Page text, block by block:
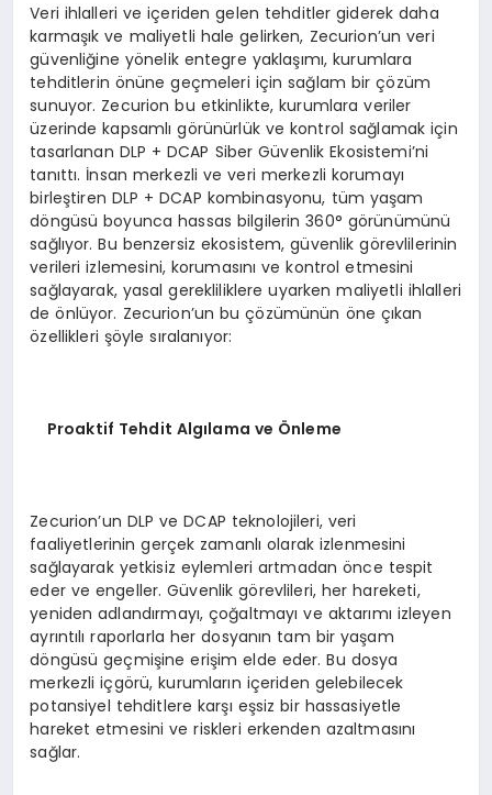
Veri ihlalleri ve içeriden gelen tehditler giderek daha
karmaşık ve maliyetli hale gelirken, Zecurion’un veri
güvenliğine yönelik entegre yaklaşımı, kurumlara
tehditlerin önüne geçmeleri için sağlam bir çözüm
sunuyor. Zecurion bu etkinlikte, kurumlara veriler
üzerinde kapsamlı görünürlük ve kontrol sağlamak için
tasarlanan DLP + DCAP Siber Güvenlik Ekosistemi’ni
tanıttı. İnsan merkezli ve veri merkezli korumayı
birleştiren DLP + DCAP kombinasyonu, tüm yaşam
döngüsü boyunca hassas bilgilerin 360° görünümünü
sağlıyor. Bu benzersiz ekosistem, güvenlik görevlilerinin
verileri izlemesini, korumasını ve kontrol etmesini
sağlayarak, yasal gerekliliklere uyarken maliyetli ihlalleri
de önlüyor. Zecurion’un bu çözümünün öne çıkan
özellikleri şöyle sıralanıyor:
Proaktif Tehdit Algılama ve Önleme
Zecurion’un DLP ve DCAP teknolojileri, veri
faaliyetlerinin gerçek zamanlı olarak izlenmesini
sağlayarak yetkisiz eylemleri artmadan önce tespit
eder ve engeller. Güvenlik görevlileri, her hareketi,
yeniden adlandırmayı, çoğaltmayı ve aktarımı izleyen
ayrıntılı raporlarla her dosyanın tam bir yaşam
döngüsü geçmişine erişim elde eder. Bu dosya
merkezli içgörü, kurumların içeriden gelebilecek
potansiyel tehditlere karşı eşsiz bir hassasiyetle
hareket etmesini ve riskleri erkenden azaltmasını
sağlar.